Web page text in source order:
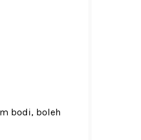
bodi, boleh